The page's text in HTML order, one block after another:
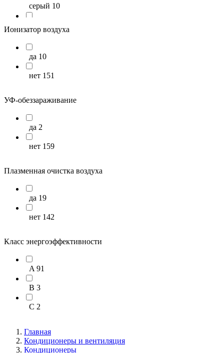
29
30 11
31
32
35 3
39 2
серый 10
чёрный
шампань
Ионизатор воздуха
да 10
нет 151
УФ-обеззараживание
да 2
нет 159
Плазменная очистка воздуха
да 19
нет 142
Класс энергоэффективности
A 91
B 3
C 2
Главная
Кондиционеры и вентиляция
Кондиционеры